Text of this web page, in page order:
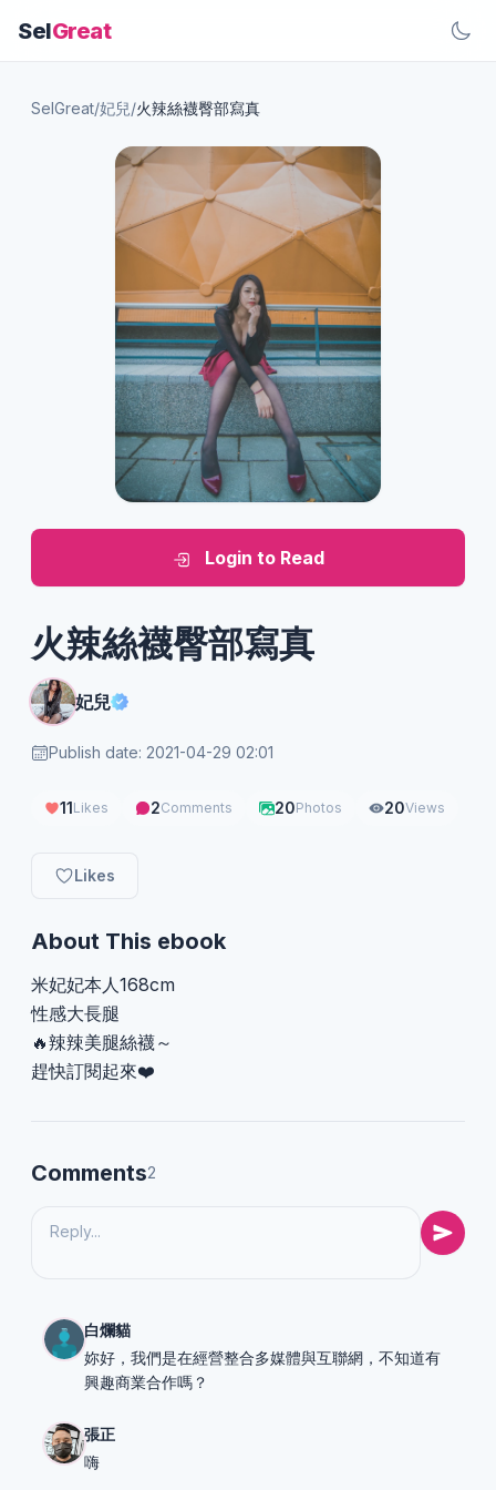
SelGreat
SelGreat/妃兒/火辣絲襪臀部寫真
Login to Read
火辣絲襪臀部寫真
妃兒
Publish date: 2021-04-29 02:01
11Likes 2Comments 20Photos 20Views
Likes
About This ebook
米妃妃本人168cm
性感大長腿
🔥辣辣美腿絲襪～
趕快訂閱起來❤️
Comments2
白爛貓
妳好，我們是在經營整合多媒體與互聯網，不知道有
興趣商業合作嗎？
張正
嗨